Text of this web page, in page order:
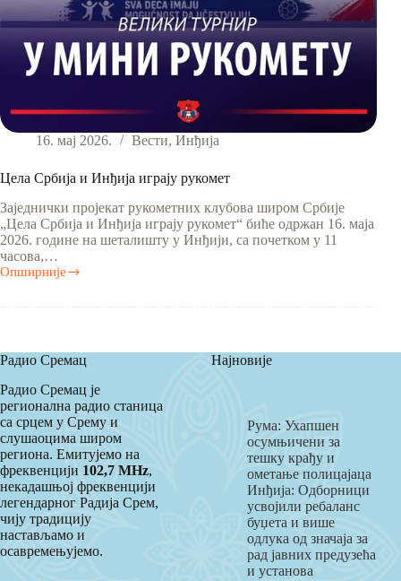
16. мај 2026. Вести, Инђија
Цела Србија и Инђија играју рукомет
Заједнички пројекат рукометних клубова широм Србије
„Цела Србија и Инђија играју рукомет“ биће одржан 16. маја
2026. године на шеталишту у Инђији, са почетком у 11
часова,…
Опширније
Цела
и
рукомет
Радио Сремац
Радио Сремац је
регионална радио станица
са срцем у Срему и
слушаоцима широм
региона. Емитујемо на
фреквенцији 102,7 MHz,
некадашњој фреквенцији
легендарног Радија Срем,
чију традицију
настављамо и
осавремењујемо.
Најновије
Рума: Ухапшен
осумњичени за
тешку крађу и
ометање полицајаца
Инђија: Одборници
усвојили ребаланс
буџета и више
одлука од значаја за
рад јавних предузећа
и установа